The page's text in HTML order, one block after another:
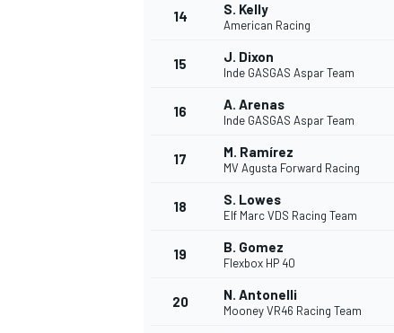
14 S. Kelly
American Racing
15 J. Dixon
Inde GASGAS Aspar Team
16 A. Arenas
Inde GASGAS Aspar Team
17 M. Ramírez
MV Agusta Forward Racing
18 S. Lowes
Elf Marc VDS Racing Team
19 B. Gomez
Flexbox HP 40
20 N. Antonelli
Mooney VR46 Racing Team